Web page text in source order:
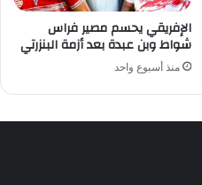
الإفريقي يحسم مصير فراس
شواط وبن عبدة بعد أزمة البنزرتي
منذ أسبوع واحد